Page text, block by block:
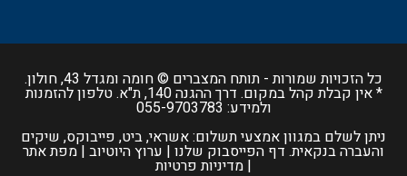
כל הזכויות שמורות - תותח המצברים © חומה ומגדל 43, חולון.
* אין קבלת קהל במקום. דרך ההגנה 140, ת"א. טלפון להזמנות
ולמידע: 055-9703783
ניתן לשלם במגוון אמצעי תשלום: אשראי, ביט, פייבוקס, שיקים
והעברה בנקאית.דף הפייסבוק שלנו | ערוץ היוטיוב |מפת אתר
| מדיניות פרטיות